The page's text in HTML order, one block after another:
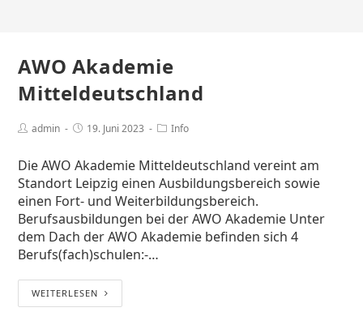
AWO Akademie
Mitteldeutschland
admin 19. Juni 2023 Info
Die AWO Akademie Mitteldeutschland vereint am
Standort Leipzig einen Ausbildungsbereich sowie
einen Fort- und Weiterbildungsbereich.
Berufsausbildungen bei der AWO Akademie Unter
dem Dach der AWO Akademie befinden sich 4
Berufs(fach)schulen:-…
WEITERLESEN